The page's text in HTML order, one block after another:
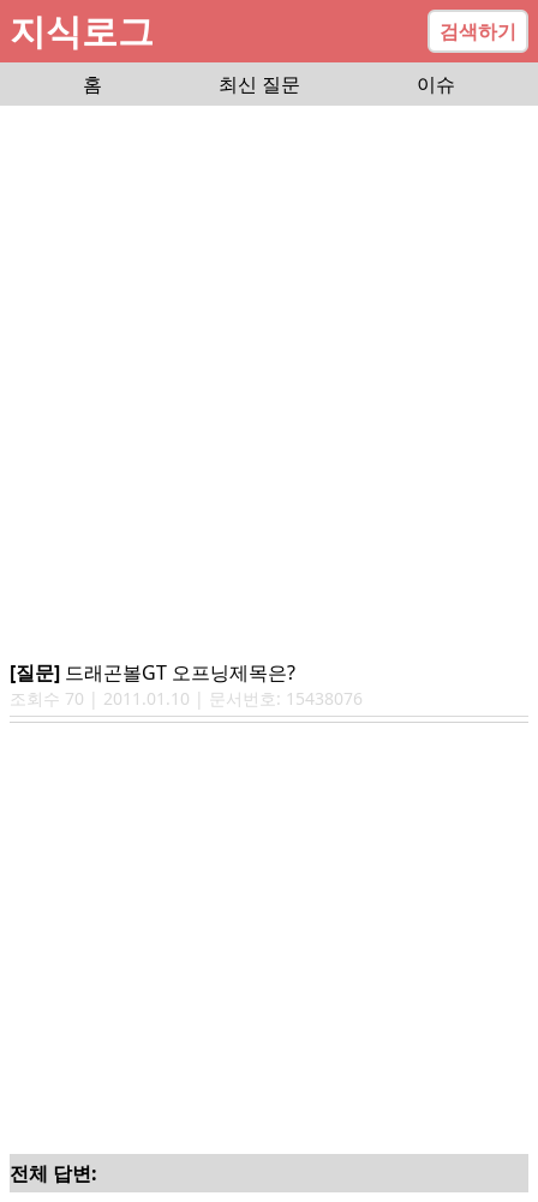
지식로그
검색하기
홈
최신 질문 이슈
[질문] 드래곤볼GT 오프닝제목은?
조회수 70 | 2011.01.10 | 문서번호: 15438076
전체 답변: